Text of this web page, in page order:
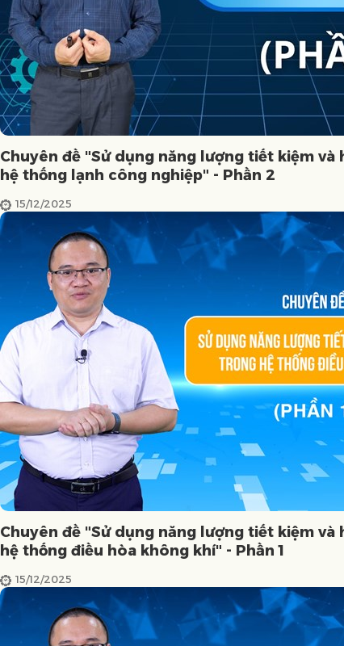
Chuyên đề "Sử dụng năng lượng tiết kiệm và
hệ thống lạnh công nghiệp" - Phần 2
15/12/2025
Chuyên đề "Sử dụng năng lượng tiết kiệm và
hệ thống điều hòa không khí" - Phần 1
15/12/2025